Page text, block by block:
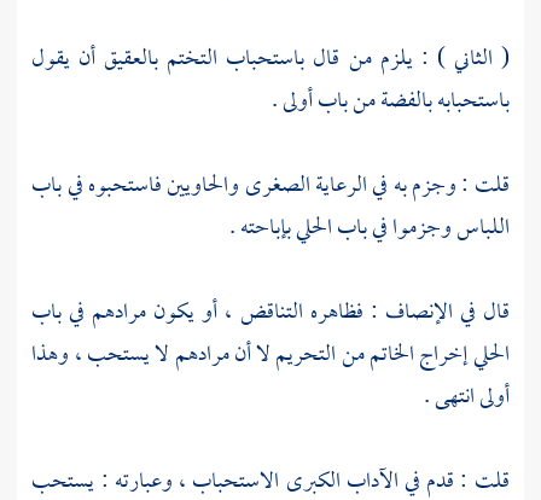
( الثاني ) : يلزم من قال باستحباب التختم بالعقيق أن يقول
باستحبابه بالفضة من باب أولى .
قلت : وجزم به في الرعاية الصغرى والحاويين فاستحبوه في باب
اللباس وجزموا في باب الحلي بإباحته .
قال في الإنصاف : فظاهره التناقض ، أو يكون مرادهم في باب
الحلي إخراج الخاتم من التحريم لا أن مرادهم لا يستحب ، وهذا
أولى انتهى .
قلت : قدم في الآداب الكبرى الاستحباب ، وعبارته : يستحب